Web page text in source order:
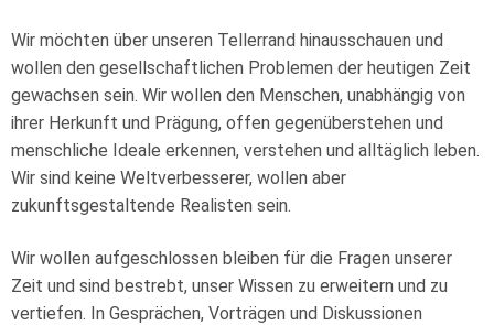
Wir möchten über unseren Tellerrand hinausschauen und
wollen den gesellschaftlichen Problemen der heutigen Zeit
gewachsen sein. Wir wollen den Menschen, unabhängig von
ihrer Herkunft und Prägung, offen gegenüberstehen und
menschliche Ideale erkennen, verstehen und alltäglich leben.
Wir sind keine Weltverbesserer, wollen aber
zukunftsgestaltende Realisten sein.
Wir wollen aufgeschlossen bleiben für die Fragen unserer
Zeit und sind bestrebt, unser Wissen zu erweitern und zu
vertiefen. In Gesprächen, Vorträgen und Diskussionen